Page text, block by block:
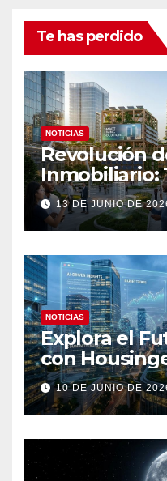
Te has perdido
NOTICIAS
Revolución
Inmobiliario:
Clave 2023
13 DE JUNIO DE
NOTICIAS
Explora el
con
10 DE JUNIO DE